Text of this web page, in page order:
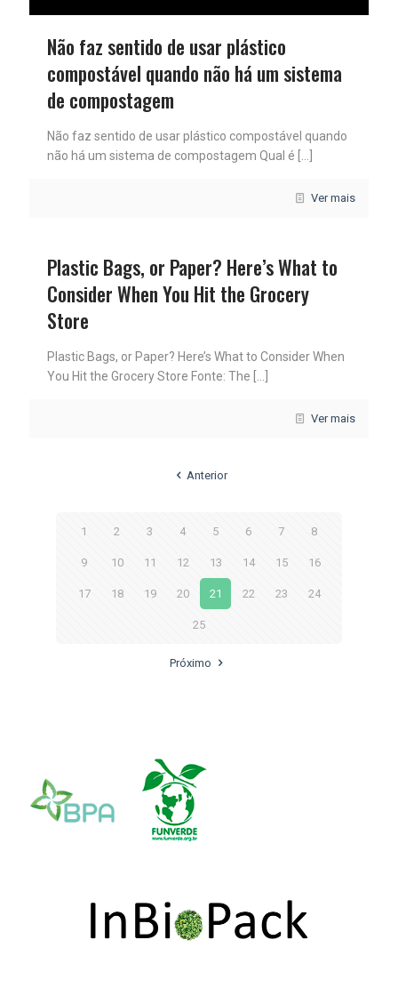
Não faz sentido de usar plástico
compostável quando não há um sistema
de compostagem
Não faz sentido de usar plástico compostável quando
não há um sistema de compostagem Qual é
Ver mais
Plastic Bags, or Paper? Here’s What to
Consider When You Hit the Grocery
Store
Plastic Bags, or Paper? Here’s What to Consider When
You Hit the Grocery Store Fonte: The
Ver mais
Anterior
1 2 3 4 5 6 7 8
9 10 11 12 13 14 15 16
17 18 19 20 21 22 23 24
25
Próximo